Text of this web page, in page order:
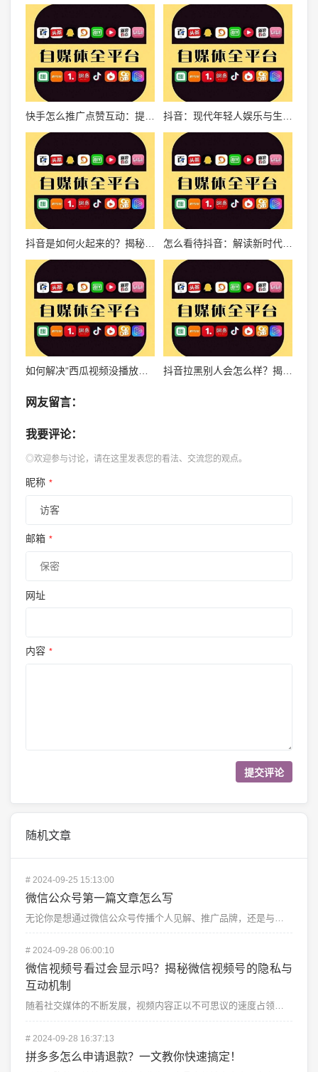
快手怎么推广点赞互动：提升影响力的全攻略
抖音是如何火起来的？揭秘短视频时代的崛起之路 怎么看待抖音：解读新时代短视频社交平台的魅力与影响
如何解决“西瓜视频没播放量”的困扰？这些方法让你的内容飞速增粉！ 抖音拉黑别人会怎么样？揭秘背后的影响与应对方法
网友留言：
我要评论：
◎欢迎参与讨论，请在这里发表您的看法、交流您的观点。
昵称 *
邮箱 *
网址
内容 *
随机文章
# 2024-09-25 15:13:00
微信公众号第一篇文章怎么写
# 2024-09-28 06:00:10
微信视频号看过会显示吗？揭秘微信视频号的隐私与
互动机制
随着社交媒体的不断发展，视频内容正以不可思议的速度占领着人们的日常生活，微信视频号作为微信生态的一部...
# 2024-09-28 16:37:13
拼多多怎么申请退款？一文教你快速搞定！